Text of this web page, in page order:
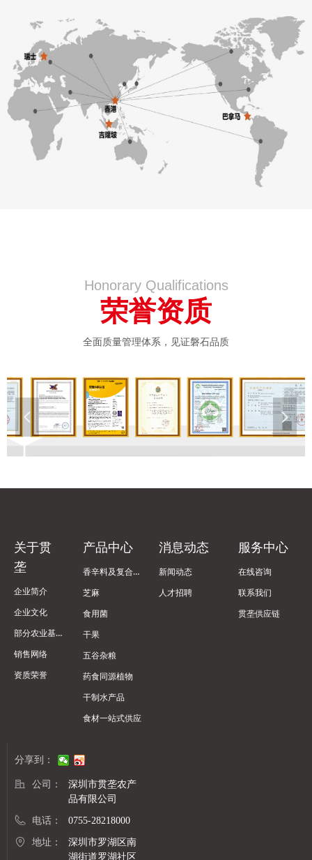
Honorary Qualifications
荣誉资质
全面质量管理体系，见证磐石品质
넳 넲
分享到：
公司：
深圳市贯垄农产
品有限公司
电话： 0755-28218000
地址：
深圳市罗湖区南
湖街道罗湖社区
新闻动态
人才招聘
消息动态
在线咨询
联系我们
贯垄供应链
服务中心
企业简介
企业文化
部分农业基地
销售网络
资质荣誉
关于贯
垄
香辛料及复合调味料
芝麻
食用菌
干果
五谷杂粮
药食同源植物
干制水产品
食材一站式供应
产品中心